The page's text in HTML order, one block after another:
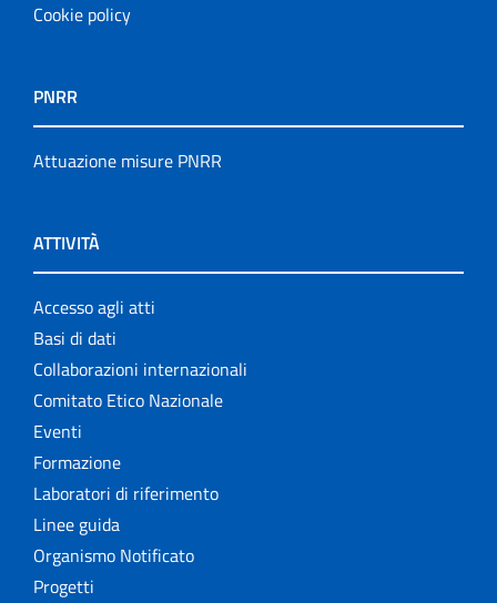
Cookie policy
PNRR
Attuazione misure PNRR
ATTIVITÀ
Accesso agli atti
Basi di dati
Collaborazioni internazionali
Comitato Etico Nazionale
Eventi
Formazione
Laboratori di riferimento
Linee guida
Organismo Notificato
Progetti